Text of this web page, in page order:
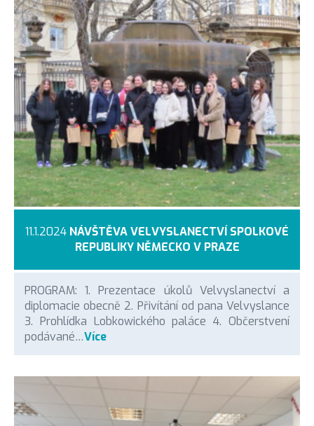
11.1.2024 NÁVŠTĚVA VELVYSLANECTVÍ SPOLKOVÉ
REPUBLIKY NĚMECKO V PRAZE
PROGRAM: 1. Prezentace úkolů Velvyslanectví a
diplomacie obecně 2. Přivítání od pana Velvyslance
3. Prohlídka Lobkowického paláce 4. Občerstvení
podávané…Více